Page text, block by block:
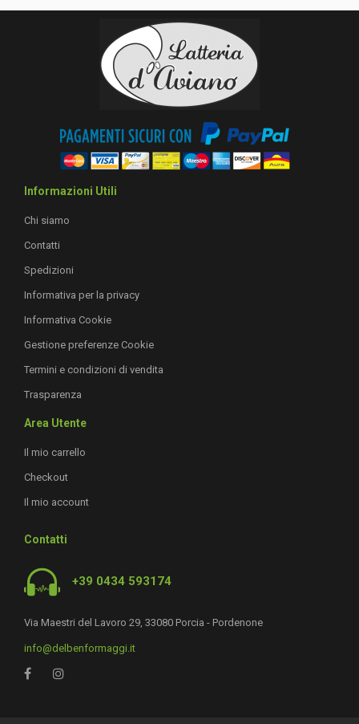
Informazioni Utili
Chi siamo
Contatti
Spedizioni
Informativa per la privacy
Informativa Cookie
Gestione preferenze Cookie
Termini e condizioni di vendita
Trasparenza
Area Utente
Il mio carrello
Checkout
Il mio account
Contatti
+39 0434 593174
Via Maestri del Lavoro 29, 33080 Porcia - Pordenone
info@delbenformaggi.it